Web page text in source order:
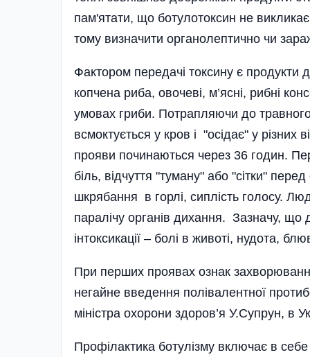
пам'ятати, що ботулотоксин не
тому визначити органолептично чи
Фактором передачі токсину є продукти
копчена риба, овочеві, м’ясні, рибні
умовах гриби. Потрапляючи до
всмоктується у кров і "осідає" у різних
прояви починаються через 36 годин.
біль, відчуття "туману" або "сітки"
шкрябання в горлі, сиплість голосу.
паралічу органів дихання. Зазначу, що
інтоксикації – болі в животі, нудота,
При перших проявах ознак
негайне введення полівалентної
міністра охорони здоров’я У.Супрун, в
Профілактика ботулізму включає в